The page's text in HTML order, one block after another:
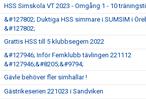
HSS Simskola VT 2023 - Omgång 1 - 10
&#127802; Duktiga HSS simmare i SUMSIM i
&#127802;
Grattis HSS till 5 klubbsegern 2022
&#127946; Inför Femklubb tävlingen 221112
&#127946;&#8205;&#9794;
Gävle behöver fler simhallar !
Gästrikeserien 221023 i Sandviken